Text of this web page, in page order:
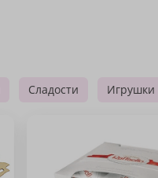
Сладости Игрушки